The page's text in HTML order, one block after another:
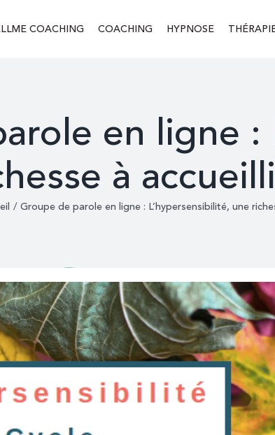
COACHING COACHING HYPNOSE
en ligne :
à
/ Groupe de parole en ligne : L’hypersensibilité, une